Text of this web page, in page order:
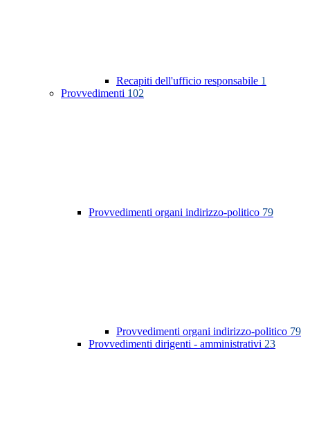
Recapiti dell'ufficio responsabile 1
Provvedimenti 102
Provvedimenti organi indirizzo-politico 79
Provvedimenti organi indirizzo-politico 79
Provvedimenti dirigenti - amministrativi 23